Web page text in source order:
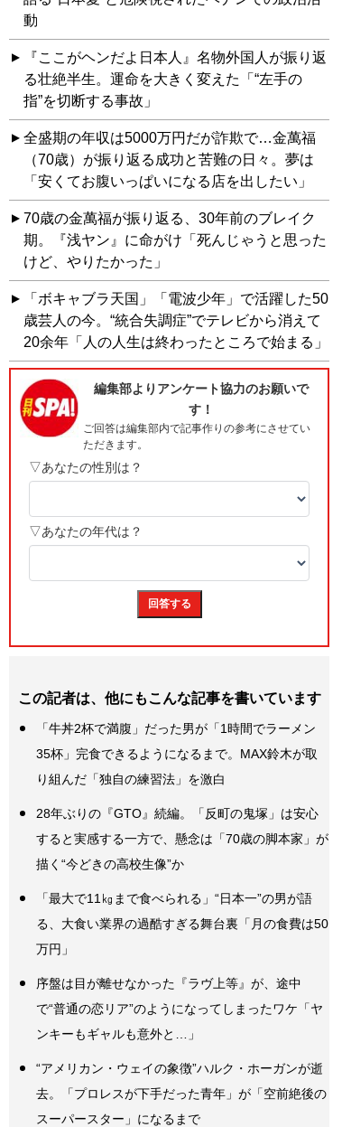
動
『ここがヘンだよ日本人』名物外国人が振り返
る壮絶半生。運命を大きく変えた「“左手の
指”を切断する事故」
全盛期の年収は5000万円だが詐欺で…金萬福
（70歳）が振り返る成功と苦難の日々。夢は
「安くてお腹いっぱいになる店を出したい」
70歳の金萬福が振り返る、30年前のブレイク
期。『浅ヤン』に命がけ「死んじゃうと思った
けど、やりたかった」
「ボキャブラ天国」「電波少年」で活躍した50
歳芸人の今。“統合失調症”でテレビから消えて
20余年「人の人生は終わったところで始まる」
この記者は、他にもこんな記事を書いています
「牛丼2杯で満腹」だった男が「1時間でラーメン
35杯」完食できるようになるまで。MAX鈴木が取
り組んだ「独自の練習法」を激白
28年ぶりの『GTO』続編。「反町の鬼塚」は安心
すると実感する一方で、懸念は「70歳の脚本家」が
描く“今どきの高校生像”か
「最大で11㎏まで食べられる」“日本一”の男が語
る、大食い業界の過酷すぎる舞台裏「月の食費は50
万円」
序盤は目が離せなかった『ラヴ上等』が、途中
で“普通の恋リア”のようになってしまったワケ「ヤ
ンキーもギャルも意外と…」
“アメリカン・ウェイの象徴”ハルク・ホーガンが逝
去。「プロレスが下手だった青年」が「空前絶後の
スーパースター」になるまで